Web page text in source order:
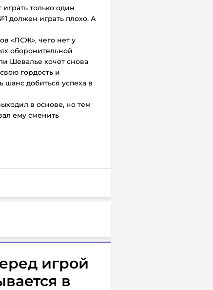
только один
должен играть плохо. А
«ПСЖ», чего нет у
оборонительной
Шевалье хочет снова
гордость и
шанс добиться успеха в
в основе, но тем
ему сменить
игрой
в